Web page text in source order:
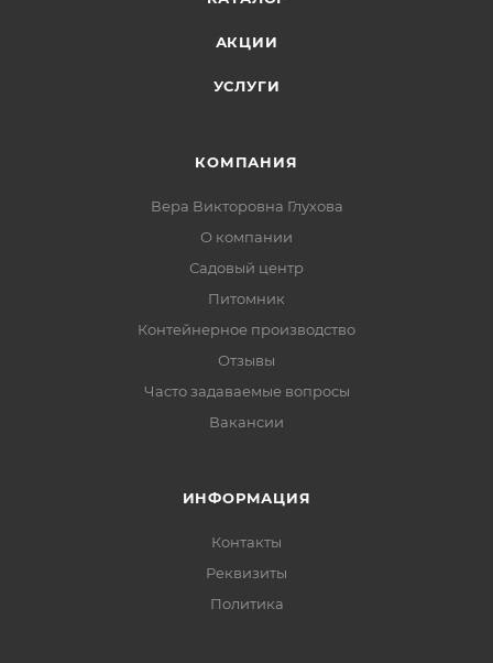
АКЦИИ
УСЛУГИ
КОМПАНИЯ
Вера Викторовна Глухова
О компании
Садовый центр
Питомник
Контейнерное производство
Отзывы
Часто задаваемые вопросы
Вакансии
ИНФОРМАЦИЯ
Контакты
Реквизиты
Политика